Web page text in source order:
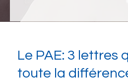
Le PAE: 3 lettres
toute la